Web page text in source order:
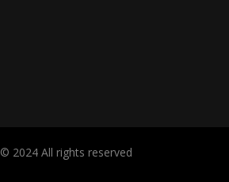
© 2024 All rights reserved